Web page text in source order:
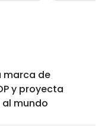
marca de
y proyecta
mundo